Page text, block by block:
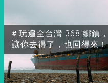
＃玩遍全台灣 368 鄉鎮，
讓你去得了，也回得來！